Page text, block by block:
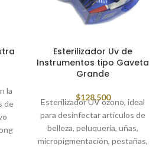
la
de
Esterilizador Uv de
Instrumentos tipo Gaveta
Grande
$128,500
Esterilizador UV ozono, ideal
para desinfectar artículos de
belleza, peluquería, uñas,
micropigmentación, pestañas,